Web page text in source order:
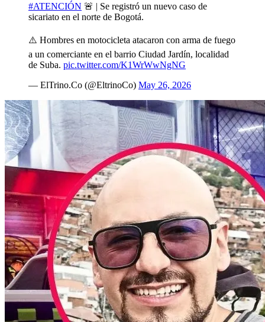
#ATENCIÓN 🚨 | Se registró un nuevo caso de
sicariato en el norte de Bogotá.
⚠️ Hombres en motocicleta atacaron con arma de fuego
a un comerciante en el barrio Ciudad Jardín, localidad
de Suba. pic.twitter.com/K1WrWwNgNG
— ElTrino.Co (@EltrinoCo) May 26, 2026